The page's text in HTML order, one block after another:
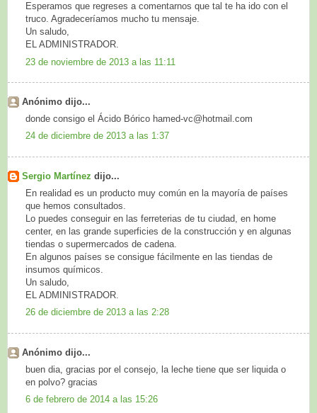
Esperamos que regreses a comentarnos que tal te ha ido con el
truco. Agradeceríamos mucho tu mensaje.
Un saludo,
EL ADMINISTRADOR.
23 de noviembre de 2013 a las 11:11
Anónimo dijo...
donde consigo el Ácido Bórico hamed-vc@hotmail.com
24 de diciembre de 2013 a las 1:37
Sergio Martínez dijo...
En realidad es un producto muy común en la mayoría de países
que hemos consultados.
Lo puedes conseguir en las ferreterias de tu ciudad, en home
center, en las grande superficies de la construcción y en algunas
tiendas o supermercados de cadena.
En algunos países se consigue fácilmente en las tiendas de
insumos químicos.
Un saludo,
EL ADMINISTRADOR.
26 de diciembre de 2013 a las 2:28
Anónimo dijo...
buen dia, gracias por el consejo, la leche tiene que ser liquida o
en polvo? gracias
6 de febrero de 2014 a las 15:26